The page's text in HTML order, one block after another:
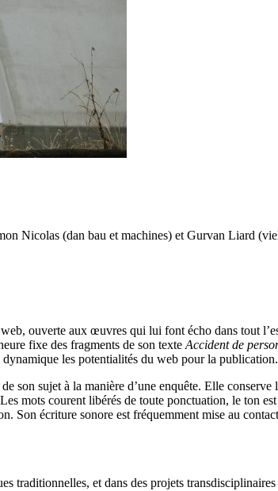
Nicolas (dan bau et machines) et Gurvan Liard
ouverte aux œuvres qui lui font écho dans tout
fixe des fragments de son texte Accident de
les potentialités du web pour la publication.
son sujet à la manière d’une enquête. Elle conserve
mots courent libérés de toute ponctuation, le ton
Son écriture sonore est fréquemment mise au
traditionnelles, et dans des projets